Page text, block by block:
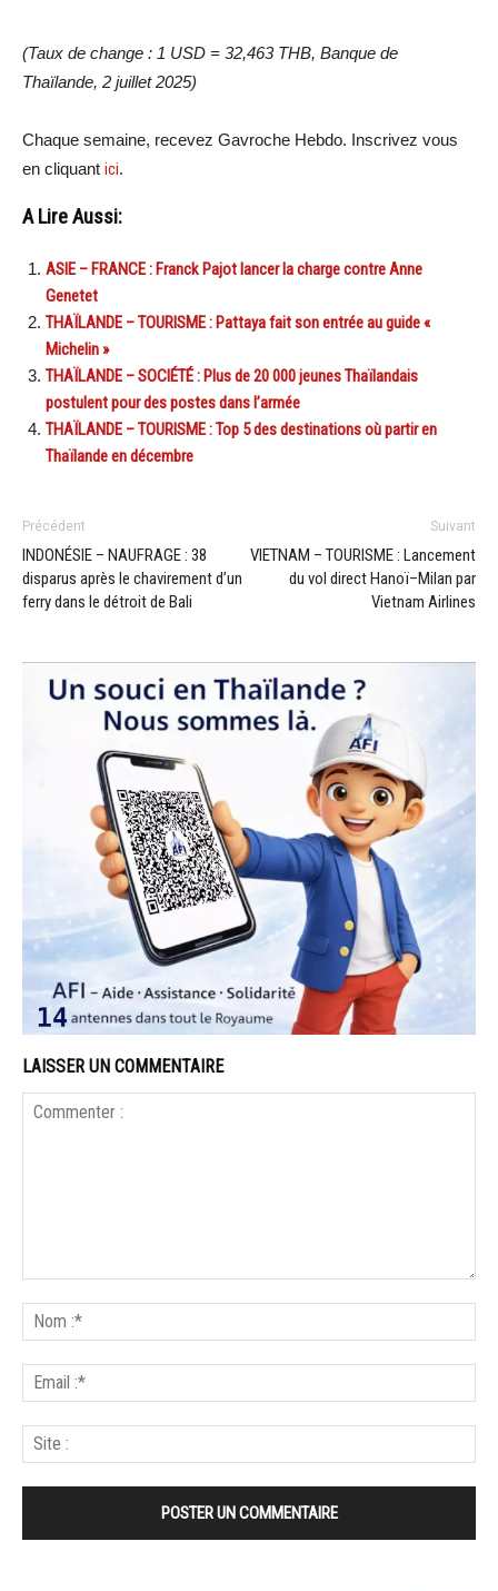
(Taux de change : 1 USD = 32,463 THB, Banque de
Thaïlande, 2 juillet 2025)
Chaque semaine, recevez Gavroche Hebdo. Inscrivez vous
en cliquant ici.
A Lire Aussi:
ASIE – FRANCE : Franck Pajot lancer la charge contre Anne
Genetet
THAÏLANDE – TOURISME : Pattaya fait son entrée au guide «
Michelin »
THAÏLANDE – SOCIÉTÉ : Plus de 20 000 jeunes Thaïlandais
postulent pour des postes dans l’armée
THAÏLANDE – TOURISME : Top 5 des destinations où partir en
Thaïlande en décembre
Précédent
INDONÉSIE – NAUFRAGE : 38
disparus après le chavirement d’un
ferry dans le détroit de Bali
Suivant
VIETNAM – TOURISME : Lancement
du vol direct Hanoï–Milan par
Vietnam Airlines
LAISSER UN COMMENTAIRE